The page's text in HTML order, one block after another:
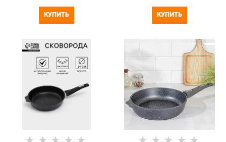
КУПИТЬ КУПИТЬ